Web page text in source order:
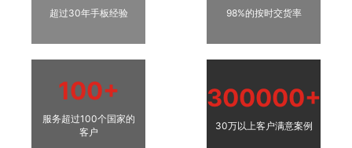
超过30年手板经验 98%的按时交货率
100+
服务超过100个国家的
客户
300000+
30万以上客户满意案例